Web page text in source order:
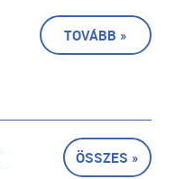
TOVÁBB »
ÖSSZES »